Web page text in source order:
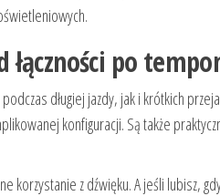
po
długiej jazdy, jak i krótkich
konfiguracji. Są także
korzystanie z dźwięku. A jeśli lubisz,